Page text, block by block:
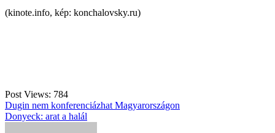
(kinote.info, kép: konchalovsky.ru)
Post Views: 784
Bejegyzés
navigáció
Dugin nem konferenciázhat Magyarországon
Donyeck: arat a halál